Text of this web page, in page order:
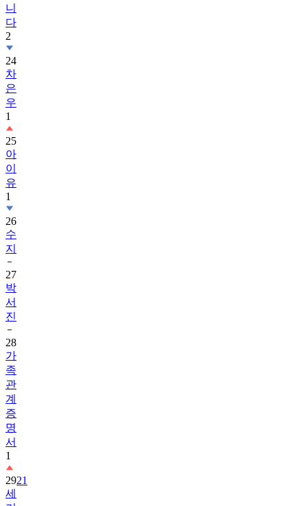
니
다
2
24
차
은
우
1
25
아
이
유
1
26
수
지
27
박
서
진
28
가
족
관
계
증
명
서
1
2921
세